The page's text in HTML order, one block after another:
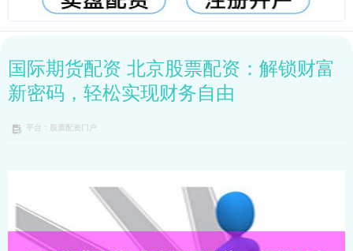
国际期货配资 北京股票配资：解锁财富
新密码，轻松实现财务自由
平台：股票配资门户